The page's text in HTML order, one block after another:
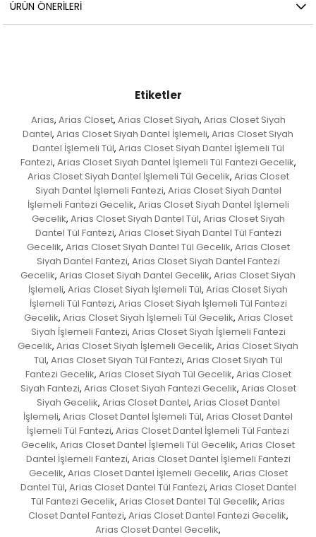
ÜRÜN ÖNERILERI
Etiketler
Arias, Arias Closet, Arias Closet Siyah, Arias Closet Siyah
Dantel, Arias Closet Siyah Dantel İşlemeli, Arias Closet Siyah
Dantel İşlemeli Tül, Arias Closet Siyah Dantel İşlemeli Tül
Fantezi, Arias Closet Siyah Dantel İşlemeli Tül Fantezi Gecelik,
Arias Closet Siyah Dantel İşlemeli Tül Gecelik, Arias Closet
Siyah Dantel İşlemeli Fantezi, Arias Closet Siyah Dantel
İşlemeli Fantezi Gecelik, Arias Closet Siyah Dantel İşlemeli
Gecelik, Arias Closet Siyah Dantel Tül, Arias Closet Siyah
Dantel Tül Fantezi, Arias Closet Siyah Dantel Tül Fantezi
Gecelik, Arias Closet Siyah Dantel Tül Gecelik, Arias Closet
Siyah Dantel Fantezi, Arias Closet Siyah Dantel Fantezi
Gecelik, Arias Closet Siyah Dantel Gecelik, Arias Closet Siyah
İşlemeli, Arias Closet Siyah İşlemeli Tül, Arias Closet Siyah
İşlemeli Tül Fantezi, Arias Closet Siyah İşlemeli Tül Fantezi
Gecelik, Arias Closet Siyah İşlemeli Tül Gecelik, Arias Closet
Siyah İşlemeli Fantezi, Arias Closet Siyah İşlemeli Fantezi
Gecelik, Arias Closet Siyah İşlemeli Gecelik, Arias Closet Siyah
Tül, Arias Closet Siyah Tül Fantezi, Arias Closet Siyah Tül
Fantezi Gecelik, Arias Closet Siyah Tül Gecelik, Arias Closet
Siyah Fantezi, Arias Closet Siyah Fantezi Gecelik, Arias Closet
Siyah Gecelik, Arias Closet Dantel, Arias Closet Dantel
İşlemeli, Arias Closet Dantel İşlemeli Tül, Arias Closet Dantel
İşlemeli Tül Fantezi, Arias Closet Dantel İşlemeli Tül Fantezi
Gecelik, Arias Closet Dantel İşlemeli Tül Gecelik, Arias Closet
Dantel İşlemeli Fantezi, Arias Closet Dantel İşlemeli Fantezi
Gecelik, Arias Closet Dantel İşlemeli Gecelik, Arias Closet
Dantel Tül, Arias Closet Dantel Tül Fantezi, Arias Closet Dantel
Tül Fantezi Gecelik, Arias Closet Dantel Tül Gecelik, Arias
Closet Dantel Fantezi, Arias Closet Dantel Fantezi Gecelik,
Arias Closet Dantel Gecelik,